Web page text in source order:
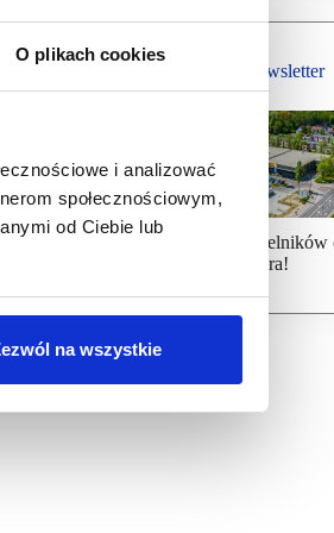
O plikach cookies
i analizować
społecznościowym,
od Ciebie lub
na wszystkie
Bezpłatny Newsletter
Dołącz do ponad 7000
newslettera!